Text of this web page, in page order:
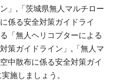
」,「茨城県無人マルチロー
係る安全対策ガイドライ
「無人ヘリコプターによる
策ガイドライン」,「無人マ
中散布に係る安全対策ガイ
施しましょう。